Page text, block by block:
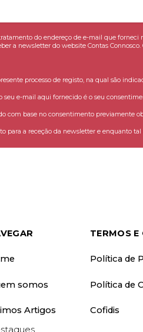
do endereço de e-mail que forneci
a newsletter do website Contas Connosco.
processo de registo, na qual são
e-mail aqui fornecido é o seu
base no consentimento previamente
para a receção da newsletter e enquanto tal
somos
Artigos
TERMOS E
Política de
Política de
Cofidis